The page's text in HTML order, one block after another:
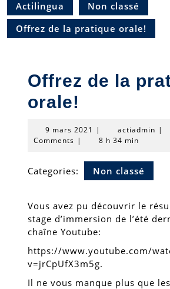
Actilingua
Non classé
Offrez de la pratique orale!
Offrez de la
orale!
9 mars 2021
mars
| actiadmin |
Comments | 8 h 34 min
Categories: Non classé
Vous avez pu découvrir le
stage d’immersion de l’été
chaîne Youtube:
https://www.youtube.com/
v=jrCpUfX3m5g.
Il ne vous manque plus que